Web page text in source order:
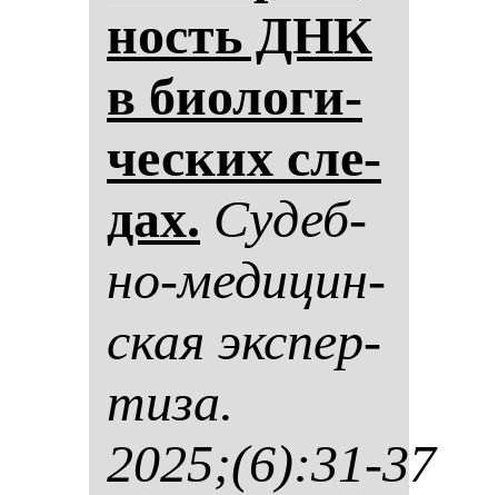
ность ДНК
в би­оло­ги­
чес­ких сле­
дах. Су­деб­
но-ме­ди­цин­
ская эк­спер­
ти­за.
2025;(6):31-37